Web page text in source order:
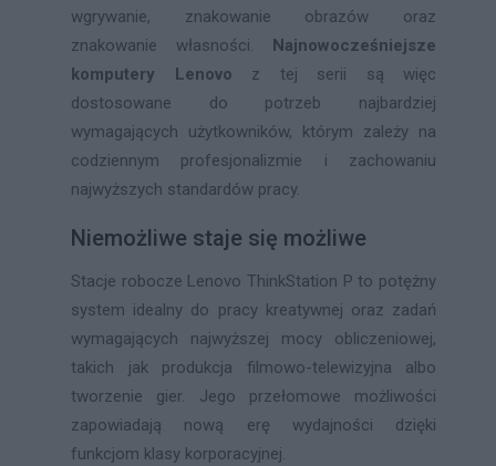
wgrywanie, znakowanie obrazów oraz
znakowanie własności. Najnowocześniejsze
komputery Lenovo z tej serii są więc
dostosowane do potrzeb najbardziej
wymagających użytkowników, którym zależy na
codziennym profesjonalizmie i zachowaniu
najwyższych standardów pracy.
Niemożliwe staje się możliwe
Stacje robocze Lenovo ThinkStation P to potężny
system idealny do pracy kreatywnej oraz zadań
wymagających najwyższej mocy obliczeniowej,
takich jak produkcja filmowo-telewizyjna albo
tworzenie gier. Jego przełomowe możliwości
zapowiadają nową erę wydajności dzięki
funkcjom klasy korporacyjnej.